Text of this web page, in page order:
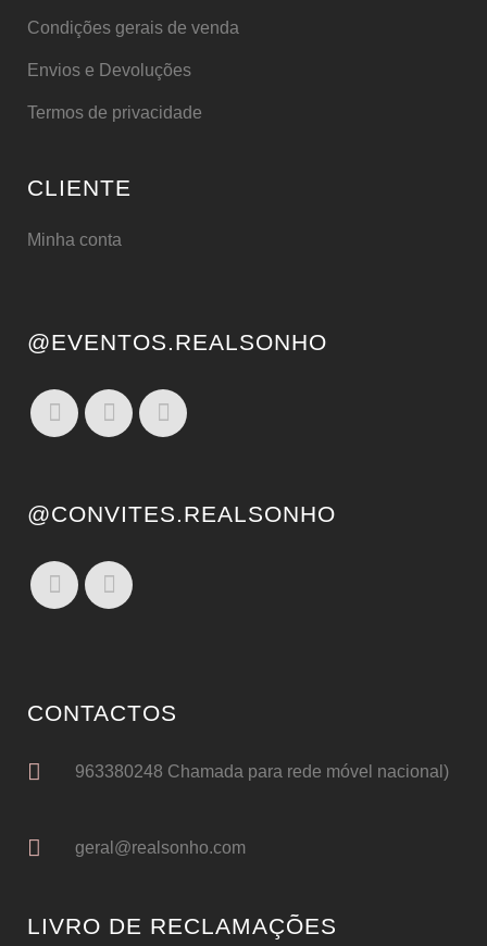
Condições gerais de venda
Envios e Devoluções
Termos de privacidade
CLIENTE
Minha conta
@EVENTOS.REALSONHO
@CONVITES.REALSONHO
CONTACTOS
963380248 Chamada para rede móvel nacional)
geral@realsonho.com
LIVRO DE RECLAMAÇÕES